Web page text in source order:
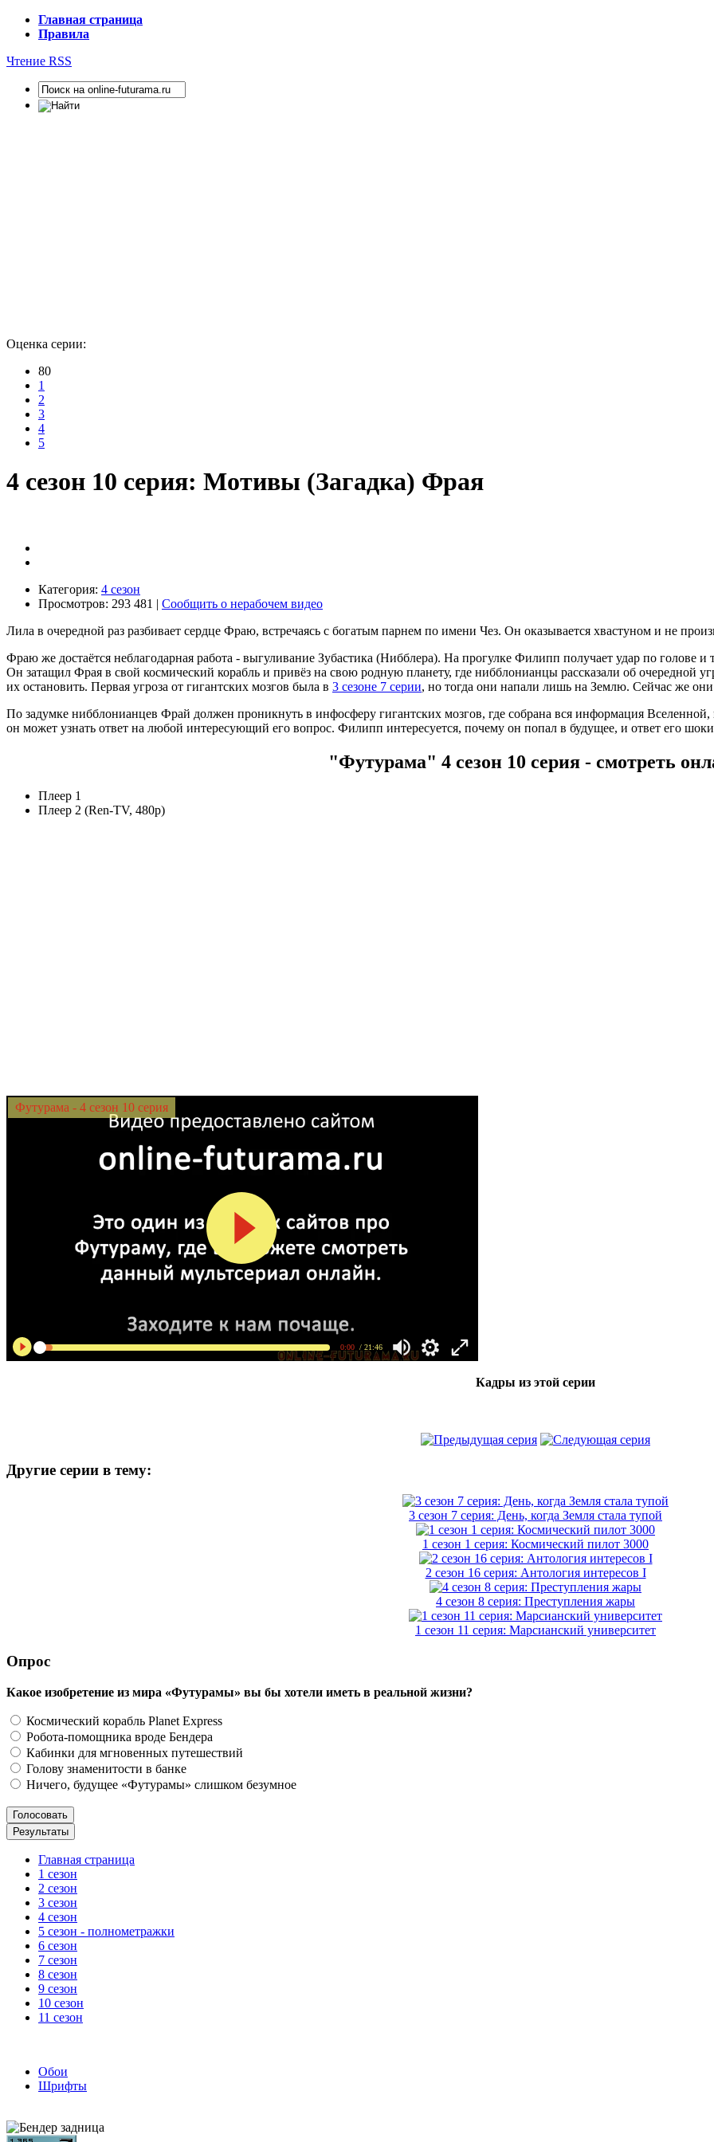
Главная страница
Правила
Чтение RSS
Оценка серии:
80
1
2
3
4
5
4 сезон 10 серия: Мотивы (Загадка) Фрая
Категория: 4 сезон
Просмотров: 293 481 | Сообщить о нерабочем видео
Лила в очередной раз разбивает сердце Фраю, встречаясь с богатым парнем по имени Чез. Он оказывается хвастуном и не
Фраю же достаётся неблагодарная работа - выгуливание Зубастика (Нибблера). На прогулке Филипп получает удар по голове и
Он затащил Фрая в свой космический корабль и привёз на свою родную планету, где нибблонианцы рассказали об очередной
их остановить. Первая угроза от гигантских мозгов была в 3 сезоне 7 серии, но тогда они напали лишь на Землю. Сейчас же
По задумке нибблонианцев Фрай должен проникнуть в инфосферу гигантских мозгов, где собрана вся информация
он может узнать ответ на любой интересующий его вопрос. Филипп интересуется, почему он попал в будущее, и ответ его
"Футурама" 4 сезон 10 серия - смотреть
Плеер 1
Плеер 2 (Ren-TV, 480p)
Футурама - 4 сезон 10 серия
0:00 / 21:46
Кадры из этой серии
Другие серии в тему:
3 сезон 7 серия: День, когда Земля стала тупой
1 сезон 1 серия: Космический пилот 3000
2 сезон 16 серия: Антология интересов I
4 сезон 8 серия: Преступления жары
1 сезон 11 серия: Марсианский университет
Опрос
Какое изобретение из мира «Футурамы» вы бы хотели иметь в реальной жизни?
Космический корабль Planet Express
Робота-помощника вроде Бендера
Кабинки для мгновенных путешествий
Голову знаменитости в банке
Ничего, будущее «Футурамы» слишком безумное
Главная страница
1 сезон
2 сезон
3 сезон
4 сезон
5 сезон - полнометражки
6 сезон
7 сезон
8 сезон
9 сезон
10 сезон
11 сезон
Обои
Шрифты